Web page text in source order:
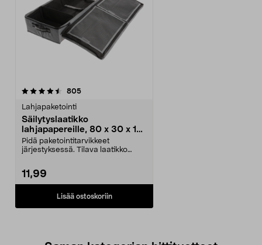
805arvostelut
Lahjapaketointi
Säilytyslaatikko
lahjapapereille, 80 x 30 x 12
cm
Pidä paketointitarvikkeet
järjestyksessä. Tilava laatikko
11,99
Lisää ostoskoriin